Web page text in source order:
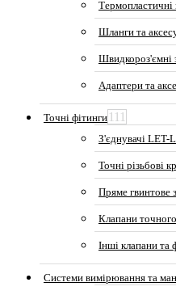
Термопластичні
Шланги та
Швидкороз'ємні
Адаптери та
Точні фітинги 111
З'єднувачі LET-
Точні різьбові
Пряме гвинтове
Клапани
Інші клапани та
Системи вимірювання та